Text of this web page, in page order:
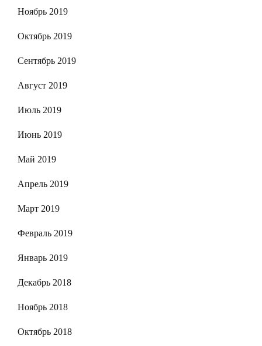
Ноябрь 2019
Октябрь 2019
Сентябрь 2019
Август 2019
Июль 2019
Июнь 2019
Май 2019
Апрель 2019
Март 2019
Февраль 2019
Январь 2019
Декабрь 2018
Ноябрь 2018
Октябрь 2018